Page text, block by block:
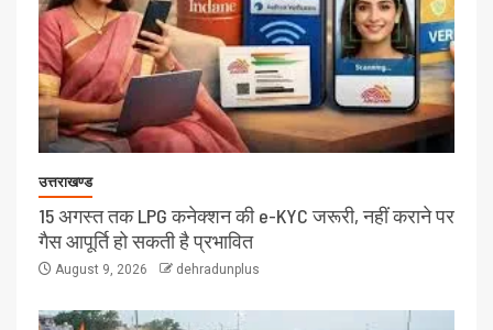
उत्तराखण्ड
15 अगस्त तक LPG कनेक्शन की e-KYC जरूरी, नहीं कराने पर
गैस आपूर्ति हो सकती है प्रभावित
August 9, 2026 dehradunplus